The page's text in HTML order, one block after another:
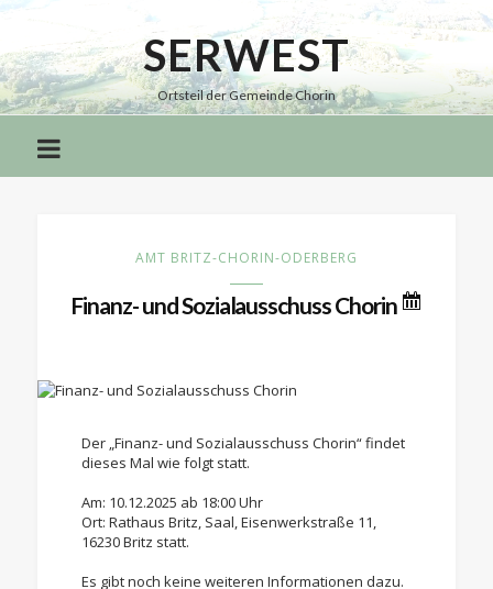
Serwest
SERWEST
Ortsteil der Gemeinde Chorin
AMT BRITZ-CHORIN-ODERBERG
Finanz- und Sozialausschuss Chorin
Der „Finanz- und Sozialausschuss Chorin“ findet
dieses Mal wie folgt statt.
Am: 10.12.2025 ab 18:00 Uhr
Ort: Rathaus Britz, Saal, Eisenwerkstraße 11,
16230 Britz statt.
Es gibt noch keine weiteren Informationen dazu.